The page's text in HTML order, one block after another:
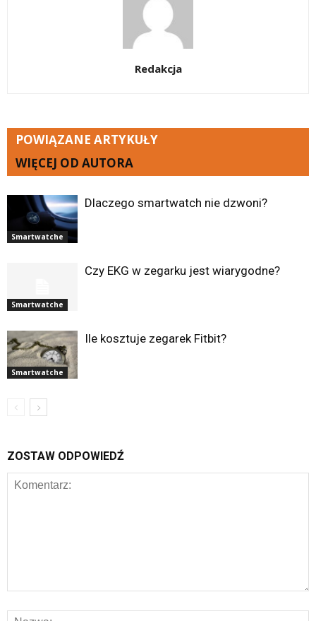
Redakcja
POWIĄZANE ARTYKUŁY
WIĘCEJ OD AUTORA
Smartwatche
Dlaczego smartwatch nie dzwoni?
Smartwatche
Czy EKG w zegarku jest wiarygodne?
Smartwatche
Ile kosztuje zegarek Fitbit?
ZOSTAW ODPOWIEDŹ